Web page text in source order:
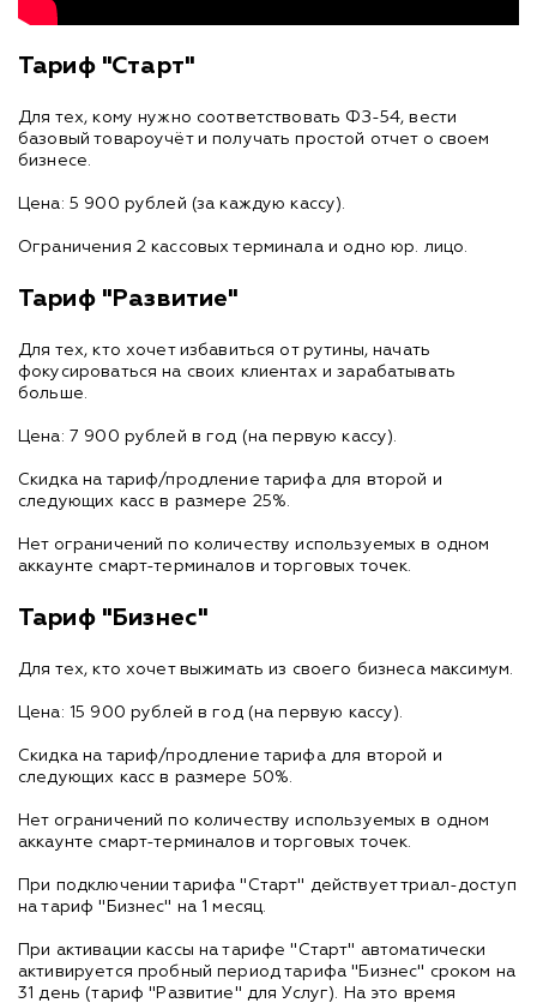
Тариф "Старт"
Для тех, кому нужно соответствовать ФЗ-54, вести
базовый товароучёт и получать простой отчет о своем
бизнесе.
Цена: 5 900 рублей (за каждую кассу).
Ограничения 2 кассовых терминала и одно юр. лицо.
Тариф "Развитие"
Для тех, кто хочет избавиться от рутины, начать
фокусироваться на своих клиентах и зарабатывать
больше.
Цена: 7 900 рублей в год (на первую кассу).
Скидка на тариф/продление тарифа для второй и
следующих касс в размере 25%.
Нет ограничений по количеству используемых в одном
аккаунте смарт-терминалов и торговых точек.
Тариф "Бизнес"
Для тех, кто хочет выжимать из своего бизнеса максимум.
Цена: 15 900 рублей в год (на первую кассу).
Скидка на тариф/продление тарифа для второй и
следующих касс в размере 50%.
Нет ограничений по количеству используемых в одном
аккаунте смарт-терминалов и торговых точек.
При подключении тарифа "Старт" действует триал-доступ
на тариф "Бизнес" на 1 месяц.
При активации кассы на тарифе "Старт" автоматически
активируется пробный период тарифа "Бизнес" сроком на
31 день (тариф "Развитие" для Услуг). На это время